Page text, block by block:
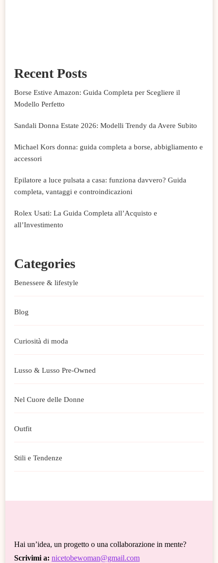
Recent Posts
Borse Estive Amazon: Guida Completa per Scegliere il
Modello Perfetto
Sandali Donna Estate 2026: Modelli Trendy da Avere Subito
Michael Kors donna: guida completa a borse, abbigliamento e
accessori
Epilatore a luce pulsata a casa: funziona davvero? Guida
completa, vantaggi e controindicazioni
Rolex Usati: La Guida Completa all’Acquisto e
all’Investimento
Categories
Benessere & lifestyle
Blog
Curiosità di moda
Lusso & Lusso Pre-Owned
Nel Cuore delle Donne
Outfit
Stili e Tendenze
Hai un’idea, un progetto o una collaborazione in mente?
Scrivimi a: nicetobewoman@gmail.com